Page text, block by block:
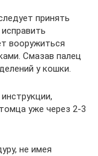
принять
вооружиться
Смазав палец
у кошки.
уже через 2-3
не имея